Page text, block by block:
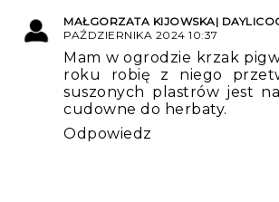
MAŁGORZATA KIJOWSKA|
PAŹDZIERNIKA 2024 10:37
Mam w ogrodzie krzak
roku robię z niego
suszonych plastrów jest
cudowne do herbaty.
Odpowiedz